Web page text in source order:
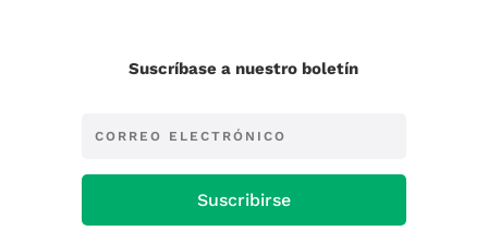
Suscríbase a nuestro boletín
Suscribirse